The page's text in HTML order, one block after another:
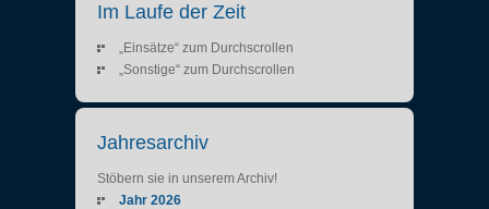
Im Laufe der Zeit
„Einsätze“ zum Durchscrollen
„Sonstige“ zum Durchscrollen
Jahresarchiv
Stöbern sie in unserem Archiv!
Jahr 2026